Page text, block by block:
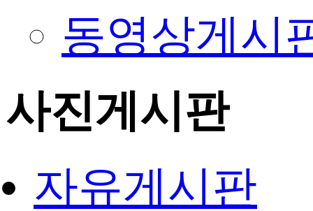
동영상게시
사진게시판
자유게시판